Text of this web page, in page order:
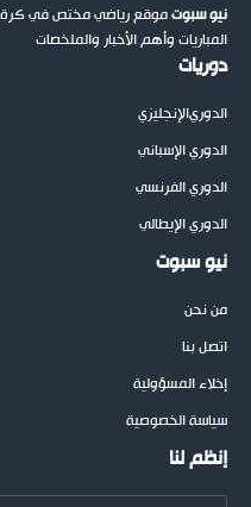
نيو سبوتموقع رياضي مختص في كرة
المباريات وأهم الأخبار والملخصات
دوريات
الدوريالإنجليزي
الدوري الإسباني
الدوري الفرنسي
الدوري الإيطالي
نيو سبوت
من نحن
اتصل بنا
إخلاء المسؤولية
سياسة الخصوصية
إنظم لنا